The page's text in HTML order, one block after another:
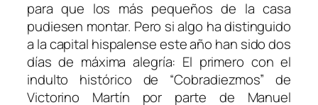
para que los más pequeños de la casa
pudiesen montar. Pero si algo ha distinguido
a la capital hispalense este año han sido dos
días de máxima alegría: El primero con el
indulto histórico de “Cobradiezmos” de
Victorino Martín por parte de Manuel